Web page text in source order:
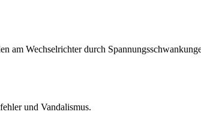
am Wechselrichter durch
und Vandalismus.